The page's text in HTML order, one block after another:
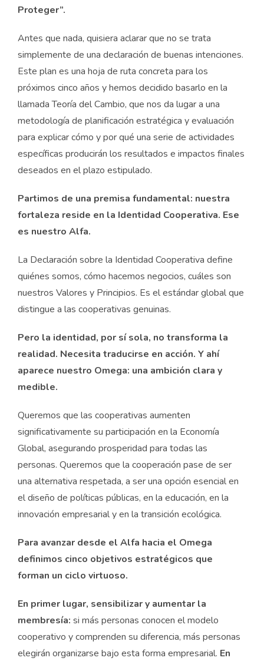
Proteger”.
Antes que nada, quisiera aclarar que no se trata
simplemente de una declaración de buenas intenciones.
Este plan es una hoja de ruta concreta para los
próximos cinco años y hemos decidido basarlo en la
llamada Teoría del Cambio, que nos da lugar a una
metodología de planificación estratégica y evaluación
para explicar cómo y por qué una serie de actividades
específicas producirán los resultados e impactos finales
deseados en el plazo estipulado.
Partimos de una premisa fundamental: nuestra
fortaleza reside en la Identidad Cooperativa. Ese
es nuestro Alfa.
La Declaración sobre la Identidad Cooperativa define
quiénes somos, cómo hacemos negocios, cuáles son
nuestros Valores y Principios. Es el estándar global que
distingue a las cooperativas genuinas.
Pero la identidad, por sí sola, no transforma la
realidad. Necesita traducirse en acción. Y ahí
aparece nuestro Omega: una ambición clara y
medible.
Queremos que las cooperativas aumenten
significativamente su participación en la Economía
Global, asegurando prosperidad para todas las
personas. Queremos que la cooperación pase de ser
una alternativa respetada, a ser una opción esencial en
el diseño de políticas públicas, en la educación, en la
innovación empresarial y en la transición ecológica.
Para avanzar desde el Alfa hacia el Omega
definimos cinco objetivos estratégicos que
forman un ciclo virtuoso.
En primer lugar, sensibilizar y aumentar la
membresía: si más personas conocen el modelo
cooperativo y comprenden su diferencia, más personas
elegirán organizarse bajo esta forma empresarial. En